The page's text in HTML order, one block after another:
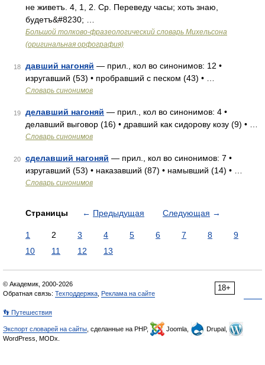
не живетъ. 4, 1, 2. Ср. Переведу часы; хоть знаю,
будетъ&#8230; …
Большой толково-фразеологический словарь Михельсона
(оригинальная орфография)
18 давший нагоняй — прил., кол во синонимов: 12 •
изругавший (53) • пробравший с песком (43) • …
Словарь синонимов
19 делавший нагоняй — прил., кол во синонимов: 4 •
делавший выговор (16) • дравший как сидорову козу (9) • …
Словарь синонимов
20 сделавший нагоняй — прил., кол во синонимов: 7 •
изругавший (53) • наказавший (87) • намывший (14) • …
Словарь синонимов
Страницы ← Предыдущая Следующая →
1 2 3 4 5 6 7 8
9
10
11 12 13
18+
© Академик, 2000-2026
Обратная связь: Техподдержка Реклама на сайте
👣 Путешествия
Экспорт словарей на сайты , сделанные на PHP, Joomla,
Drupal,
WordPress, MODx.